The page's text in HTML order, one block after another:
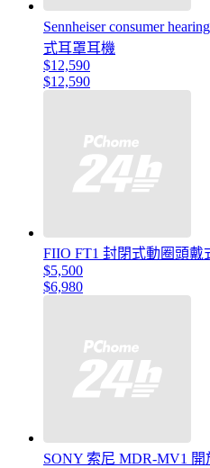
Sennheiser consumer
式耳罩耳機
$12,590
$12,590
FIIO FT1 封閉式動圈頭戴
$5,500
$6,980
SONY 索尼 MDR-MV1